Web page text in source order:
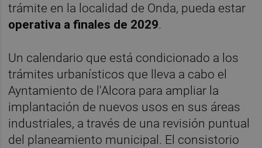
trámite en la localidad de Onda, pueda estar
operativa a finales de 2029.
Un calendario que está condicionado a los
trámites urbanísticos que lleva a cabo el
Ayntamiento de l'Alcora para ampliar la
implantación de nuevos usos en sus áreas
industriales, a través de una revisión puntual
del planeamiento municipal. El consistorio